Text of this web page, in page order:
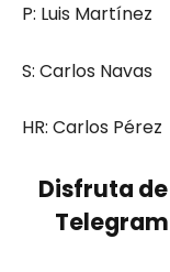
P: Luis Martínez
S: Carlos Navas
HR: Carlos Pérez
Disfruta